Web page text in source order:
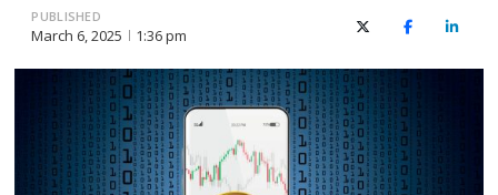
PUBLISHED
March 6, 2025 1:36 pm X (Twitter)Facebook